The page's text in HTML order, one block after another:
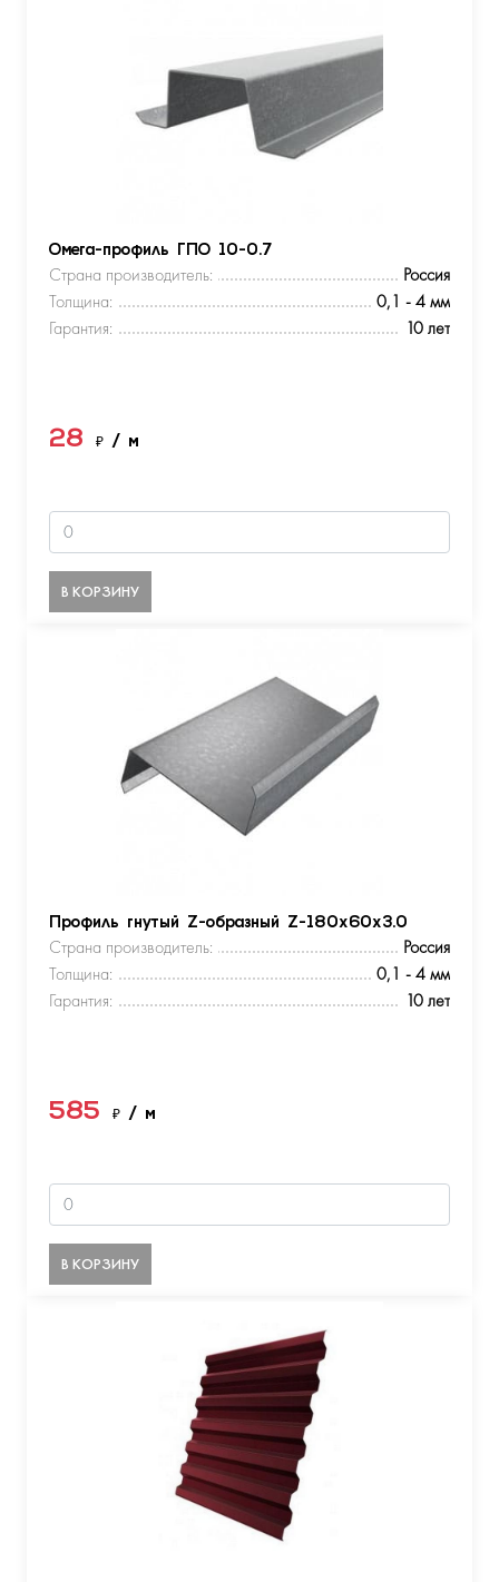
Омега-профиль ГПО 10-0.7
Страна производитель:
Россия
Толщина:
0,1 - 4 мм
Гарантия:
10 лет
28 ₽ / м
В КОРЗИНУ
Профиль гнутый Z-образный Z-180х60х3.0
Страна производитель:
Россия
Толщина:
0,1 - 4 мм
Гарантия:
10 лет
585 ₽ / м
В КОРЗИНУ